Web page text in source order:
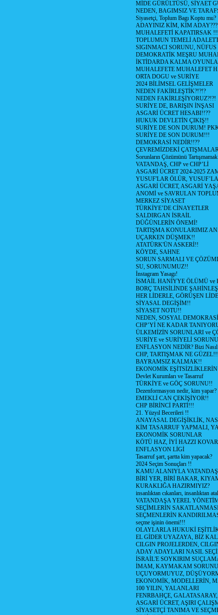
MİDE GÜRÜLTÜSÜ, SİYAET
NEDEN, BAGIMSIZ VE
Siyasetçi, Toplum Bagı Koptu mu?
ADAYINIZ KİM, KİM ADAY???
MUHALEFETİ KAPATIRSAK
TOPLUMUN TEMELİ
SIGINMACI SORUNU,
DEMOKRATİK MEŞRU
İKTİDARDA KALMA
MUHALEFETE MUHALEFET
ORTA DOGU ve SURİYE
2024 BİLİMSEL GELİŞMELER
NEDEN FAKİRLEŞTİK?!?!?
NEDEN FAKİRLEŞİYORUZ?!?!
SURİYE DE, BARIŞIN İNŞASI
ASGARİ ÜCRET HESABI!!??
HUKUK DEVLETİN ÇIKIŞ!!
SURİYE DE SON DURUM!
SURİYE DE SON DURUM!!!
DEMOKRASİ NEDİR!!??
ÇEVREMİZDEKİ
Sorunların Çözümünü
VATANDAŞ, CHP ve CHP’Lİ
ASGARİ ÜCRET 2024-2025
YUSUF'LAR ÖLÜR,
ASGARİ ÜCRET, ASGARİ
ANOMİ ve SAVRULAN
MERKEZ SİYASET
TÜRKİYE’DE CİNAYETLER
SALDIRGAN İSRAİL
DÜĞÜNLERİN ÖNEMİ!
TARTIŞMA KONULARIMIZ
UÇARKEN DÜŞMEK!!
ATATÜRK'ÜN ASKERİ!!
KÖYDE, SAHNE
SORUN SARMALI VE
SU, SORUNUMUZ!!
İnstagram Yasagı!
İSMAİL HANİYYE ÖLÜMÜ ve
BORÇ TAHSİLİNDE
HER LİDERLE, GÖRÜŞEN
SİYASAL DEGİŞİM!!
SİYASET NOTU!!
NEDEN, SOSYAL
CHP’Yİ NE KADAR
ÜLKEMİZİN SORUNLARI ve
SURİYE ve SURİYELİ
ENFLASYON NEDİR? Bizi
CHP, TARTIŞMAK NE
BAYRAMSIZ KALMAK!!
EKONOMİK
Devlet Kurumları ve Tasarruf
TÜRKİYE ve GÖÇ SORUNU!!
Dezenformasyon nedir, kim yapar?
EMEKLİ CAN ÇEKİŞİYOR!!
CHP BİRİNCİ PARTİ!!!
21. Yüzyıl Becerileri !!
ANAYASAL DEGİŞİKLİK,
KİM TASARRUF YAPMALI,
EKONOMİK SORUNLAR
KÖTÜ HAZ, İYİ HAZZI
ENFLASYON LİGİ
Tasarruf şart, şartta kim yapacak?
2024 Seçim Sonuçları !!
KAMU ALANIYLA
BİRİ YER, BİRİ BAKAR,
KURAKLIĞA HAZIRMIYIZ?
insanlıktan cıkanları, insanlıktan
VATANDAŞA YEREL
SEÇİMLERİN
SEÇMENLERİN
seçme işinin önemi!!!
OLAYLARLA HUKUKİ
EL GİDER UYAZAYA, BİZ
CILGIN PROJELERDEN,
ADAY ADAYLARI NASIL
İSRAİL'E SOYKIRIM
İMAM, KAYMAKAM SORUNU
UÇUYORMUYUZ,
EKONOMİK, MODELLERİN,
100 YILIN, YALANLARI
FENRBAHÇE,
ASGARİ ÜCRET, AŞIRI
SİYASETÇİ TANIMA VE